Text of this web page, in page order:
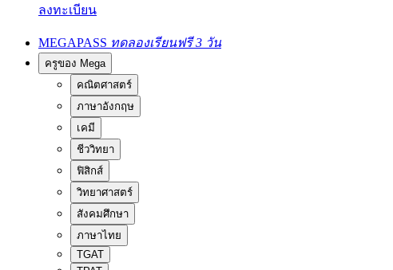
ลงทะเบียน
MEGAPASS ทดลองเรียนฟรี 3 วัน
ครูของ Mega
คณิตศาสตร์
ภาษาอังกฤษ
เคมี
ชีววิทยา
ฟิสิกส์
วิทยาศาสตร์
สังคมศึกษา
ภาษาไทย
TGAT